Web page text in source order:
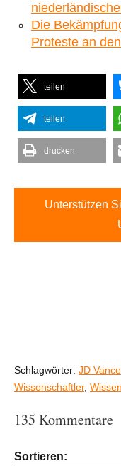
Die
Proteste an
teilen
teilen
drucken
Unterstützen
Schlagwörter: JD Vance
Wissenschaftler,
135 Kommentare
Sortieren: